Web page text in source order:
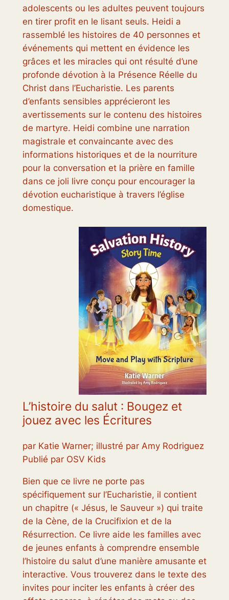
adolescents ou les adultes peuvent toujours
en tirer profit en le lisant seuls. Heidi a
rassemblé les histoires de 40 personnes et
événements qui mettent en évidence les
grâces et les miracles qui ont résulté d’une
profonde dévotion à la Présence Réelle du
Christ dans l’Eucharistie. Les parents
d’enfants sensibles apprécieront les
avertissements sur le contenu des histoires
de martyre. Heidi combine une narration
magistrale et convaincante avec des
informations historiques et de la nourriture
pour la conversation et la prière en famille
dans ce joli livre conçu pour encourager la
dévotion eucharistique à travers l’église
domestique.
L’histoire du salut : Bougez et
jouez avec les Écritures
par Katie Warner; illustré par Amy Rodriguez
Publié par OSV Kids
Bien que ce livre ne porte pas
spécifiquement sur l’Eucharistie, il contient
un chapitre (« Jésus, le Sauveur ») qui traite
de la Cène, de la Crucifixion et de la
Résurrection. Ce livre aide les familles avec
de jeunes enfants à comprendre ensemble
l’histoire du salut d’une manière amusante et
interactive. Vous trouverez dans le texte des
invites pour inciter les enfants à créer des